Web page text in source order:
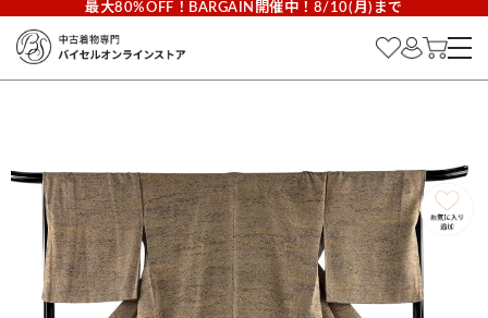
最大80%OFF！BARGAIN開催中！8/10(月)まで